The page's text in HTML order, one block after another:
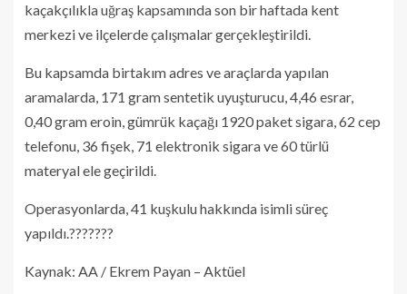
kaçakçılıkla uğraş kapsamında son bir haftada kent
merkezi ve ilçelerde çalışmalar gerçekleştirildi.
Bu kapsamda birtakım adres ve araçlarda yapılan
aramalarda, 171 gram sentetik uyuşturucu, 4,46 esrar,
0,40 gram eroin, gümrük kaçağı 1920 paket sigara, 62 cep
telefonu, 36 fişek, 71 elektronik sigara ve 60 türlü
materyal ele geçirildi.
Operasyonlarda, 41 kuşkulu hakkında isimli süreç
yapıldı.???????
Kaynak: AA / Ekrem Payan – Aktüel